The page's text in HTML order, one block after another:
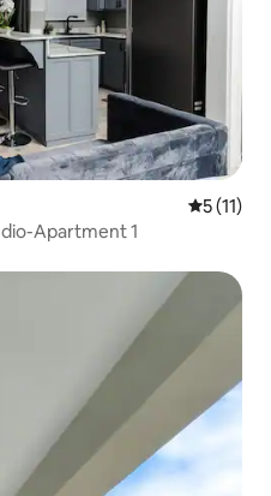
5 (11)
Apartment 1